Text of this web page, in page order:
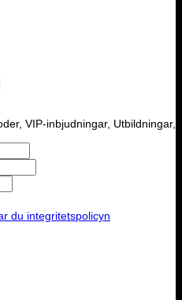
VIP-inbjudningar, Utbildningar,
du integritetspolicyn